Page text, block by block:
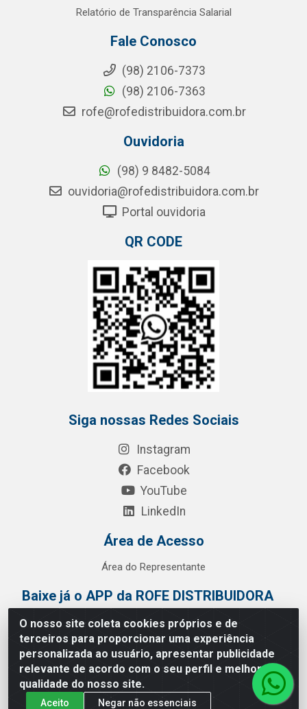
O nosso site coleta cookies próprios e de
terceiros para proporcionar uma experiência
personalizada ao usuário, apresentar publicidade
relevante de acordo com o seu perfil e melhorar a
qualidade do nosso site.
Aceito Negar não essenciais
Relatório de Transparência Salarial
Fale Conosco
(98) 2106-7373
(98) 2106-7363
rofe@rofedistribuidora.com.br
Ouvidoria
(98) 9 8482-5084
ouvidoria@rofedistribuidora.com.br
Portal ouvidoria
QR CODE
Siga nossas Redes Sociais
Instagram
Facebook
YouTube
LinkedIn
Área de Acesso
Área do Representante
Baixe já o APP da ROFE DISTRIBUIDORA